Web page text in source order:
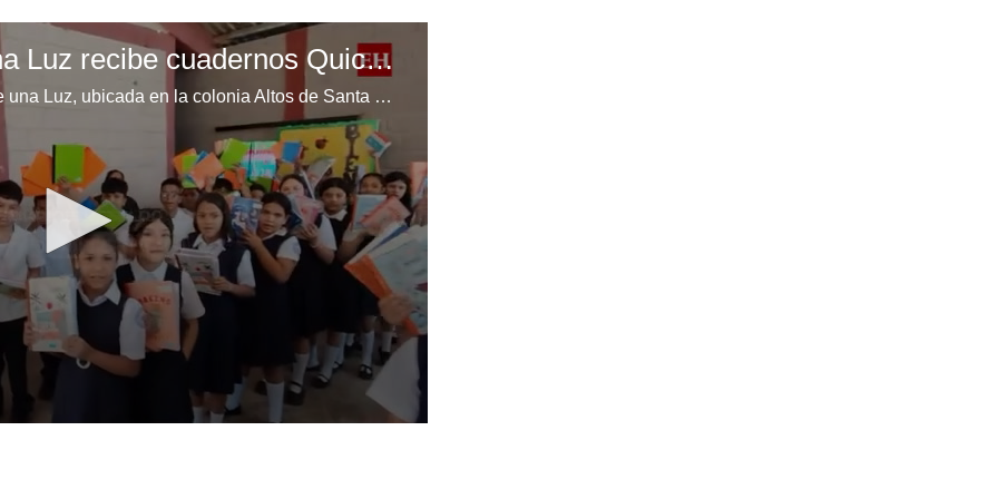
Escuela Enciende una Luz recibe cuadernos Quick, gracias a la Maratón del Saber
Los niños de la escuela Enciende una Luz, ubicada en la colonia Altos de Santa Rosa, al sur de Tegucigalpa, recibieron cuadernos Quick como parte de la Campaña Maratón del Saber.